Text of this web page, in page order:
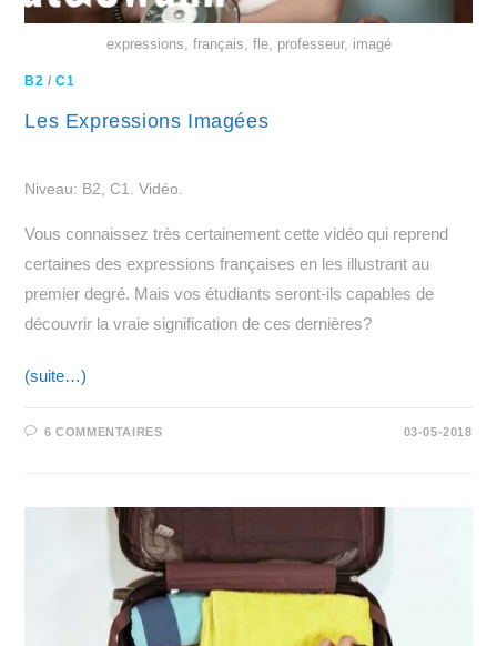
expressions, français, fle, professeur, imagé
B2 /C1
Les Expressions Imagées
Niveau: B2, C1. Vidéo.
Vous connaissez très certainement cette vidéo qui reprend
certaines des expressions françaises en les illustrant au
premier degré. Mais vos étudiants seront-ils capables de
découvrir la vraie signification de ces dernières?
(suite…)
6 COMMENTAIRES 03-05-2018